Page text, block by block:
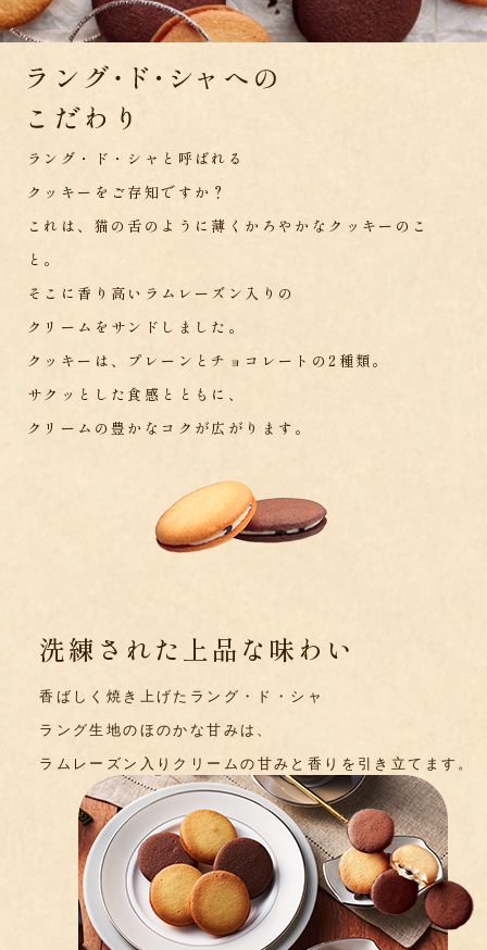
ラング・ド・シャと呼ばれる
クッキーをご存知ですか？
これは、猫の舌のように薄くかろやかなクッキーのこ
と。
そこに香り高いラムレーズン入りの
クリームをサンドしました。
クッキーは、プレーンとチョコレートの2種類。
サクッとした食感とともに、
クリームの豊かなコクが広がります。
洗練された上品な味わい
香ばしく焼き上げたラング・ド・シャ
ラング生地のほのかな甘みは、
ラムレーズン入りクリームの 甘みと香りを引き立てます。